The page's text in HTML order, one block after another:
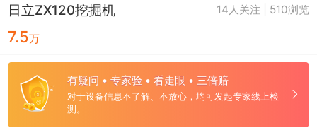
日立ZX120挖掘机 14人关注 | 510浏览
7.5万
有疑问 • 专家验 • 看走眼 • 三倍赔
对于设备信息不了解、不放心，均可发起专家线上检
测。